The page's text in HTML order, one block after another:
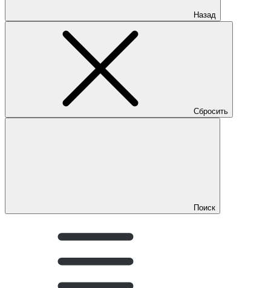
Назад
Сбросить
Поиск